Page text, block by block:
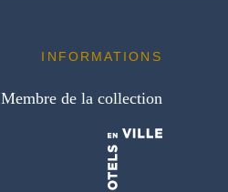
INFORMATIONS
Membre de la collection